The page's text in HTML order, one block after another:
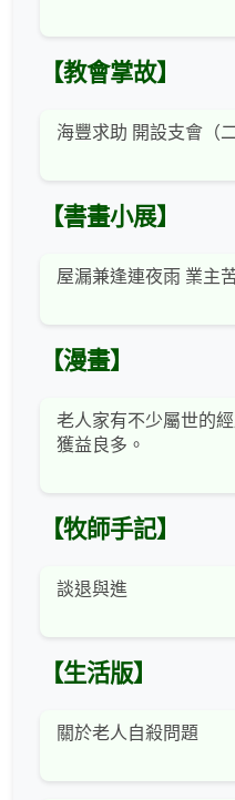
【教會掌故】
海豐求助 開設支會（二
【書畫小展】
屋漏兼逢連夜雨 業主
【漫畫】
老人家有不少屬世的
獲益良多。
【牧師手記】
談退與進
【生活版】
關於老人自殺問題